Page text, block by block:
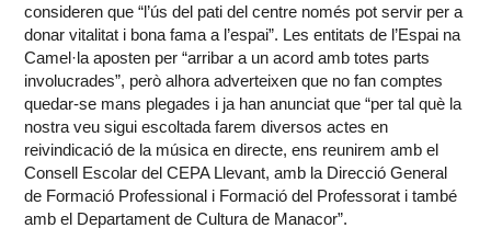
consideren que “l’ús del pati del centre només pot servir per a
donar vitalitat i bona fama a l’espai”. Les entitats de l’Espai na
Camel·la aposten per “arribar a un acord amb totes parts
involucrades”, però alhora adverteixen que no fan comptes
quedar-se mans plegades i ja han anunciat que “per tal què la
nostra veu sigui escoltada farem diversos actes en
reivindicació de la música en directe, ens reunirem amb el
Consell Escolar del CEPA Llevant, amb la Direcció General
de Formació Professional i Formació del Professorat i també
amb el Departament de Cultura de Manacor”.